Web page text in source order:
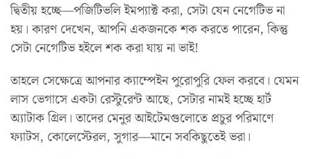
দ্বিতীয় হচ্ছে—পজিটিভলি ইমপ্যাক্ট করা, সেটা যেন নেগেটিভ না
হয়। কারণ দেখেন, আপনি একজনকে শক করতে পারেন, কিন্তু
সেটা নেগেটিভ হইলে শক করা যায় না ভাই!
তাহলে সেক্ষেত্রে আপনার ক্যাম্পেইন পুরোপুরি ফেল করবে। যেমন
লাস ভেগাসে একটা রেস্টুরেন্ট আছে, সেটার নামই হচ্ছে হার্ট
অ্যাটাক গ্রিল। তাদের মেনুর আইটেমগুলোতে প্রচুর পরিমাণে
ফ্যাটস, কোলেস্টেরল, সুগার—মানে সবকিছুতেই ভরা।